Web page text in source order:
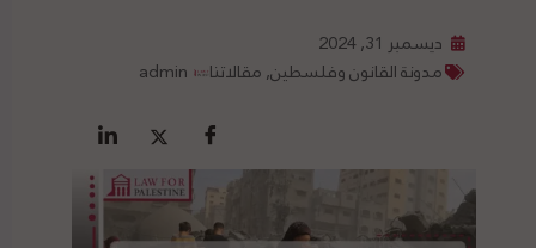
ديسمبر 31, 2024
مدونة القانون وفلسطين,مقالاتنا admin